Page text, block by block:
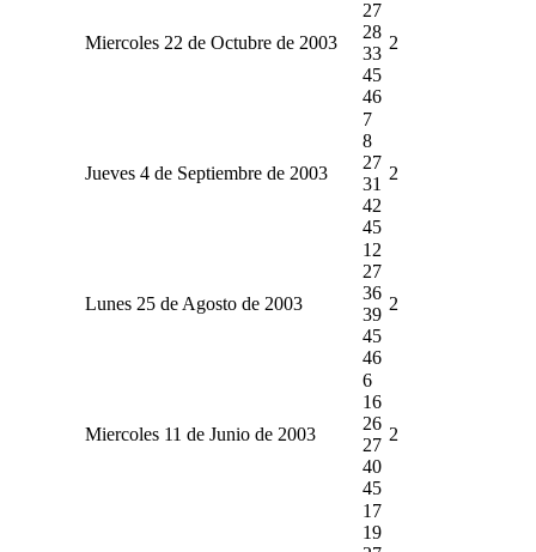
Miercoles 22 de Octubre de 2003
27
28
33
45
46
2
Jueves 4 de Septiembre de 2003
7
8
27
31
42
45
2
Lunes 25 de Agosto de 2003
12
27
36
39
45
46
2
Miercoles 11 de Junio de 2003
6
16
26
27
40
45
2
17
19